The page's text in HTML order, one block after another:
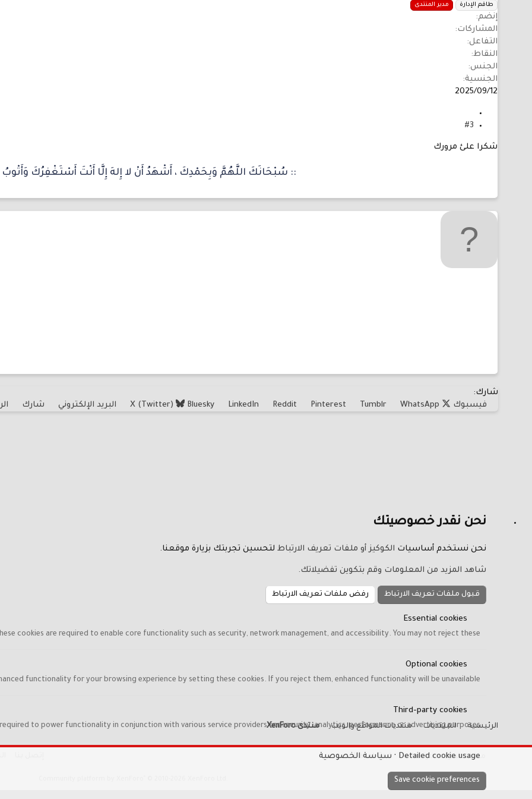
طاقم الإدارة مدير المنتدى
إنضم
المشاركات
التفاعل
النقاط
الجنس
الجنسية
2025/09/12
#3
شكرا علئ مرورك
:: سُبْحَانَكَ اللَّهُمَّ وَبِحَمْدِكَ ، أَشْهَدُ أَنْ لا إِلهَ إِلَّا أَنْتَ أَسْتَغْفِرُكَ وَأَتْوبُ
شارك:
فيسبوك
X (Twitter) Bluesky LinkedIn Reddit Pinterest Tumblr WhatsApp البريد الإلكتروني شارك
الرئيسية المنتديات منتديات المواقع والويب منتدى XenForo
ملفات تعريف الارتباط
نحن نقدر خصوصيتك
نحن نستخدم أساسيات الكوكيز أو ملفات تعريف الارتباط لتحسين تجربتك بزيارة موقعنا.
شاهد المزيد من المعلومات وقم بتكوين تفضيلاتك.
قبول ملفات تعريف الارتباط رفض ملفات تعريف الارتباط
Essential cookies
cookies are required to enable core functionality such as security, network management, and accessibility. You may not reject these.
Optional cookies
functionality for your browsing experience by setting these cookies. If you reject them, enhanced functionality will be unavailable.
Third-party cookies
to power functionality in conjunction with various service providers for security, analytics, performance or advertising purposes.
Detailed cookie usage سياسة الخصوصية
Save cookie preferences